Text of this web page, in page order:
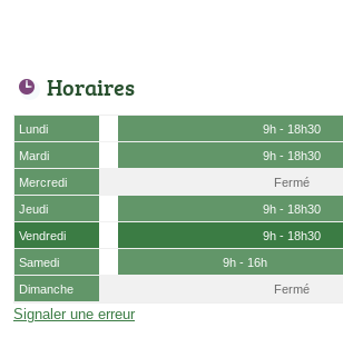
Horaires
Lundi
9h - 18h30
Mardi
9h - 18h30
Mercredi
Fermé
Jeudi
9h - 18h30
Vendredi
9h - 18h30
Samedi
9h - 16h
Dimanche
Fermé
Signaler une erreur